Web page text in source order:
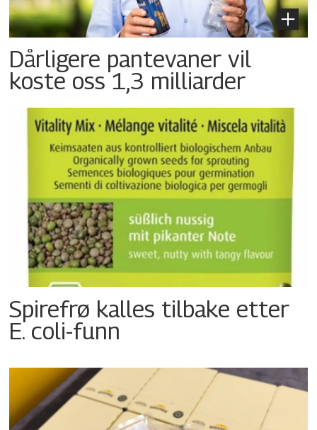
Dårligere pantevaner vil
koste oss 1,3 milliarder
Spirefrø kalles tilbake etter
E. coli-funn